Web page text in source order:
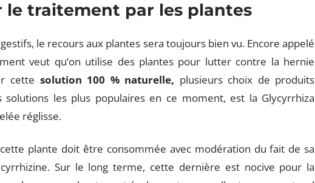
le traitement par les plantes
le recours aux plantes sera toujours bien vu. Encore appelé
veut qu’on utilise des plantes pour lutter contre la hernie
cette solution 100 % naturelle, plusieurs choix de produits
solutions les plus populaires en ce moment, est la Glycyrrhiza
réglisse.
plante doit être consommée avec modération du fait de sa
Sur le long terme, cette dernière est nocive pour la